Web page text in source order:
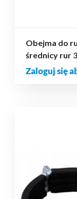
Obejma do
średnicy rur
Zaloguj się